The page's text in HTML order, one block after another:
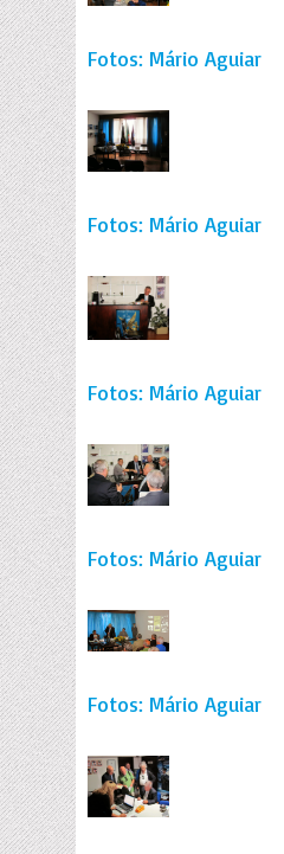
Fotos: Mário Aguiar
Fotos: Mário Aguiar
Fotos: Mário Aguiar
Fotos: Mário Aguiar
Fotos: Mário Aguiar